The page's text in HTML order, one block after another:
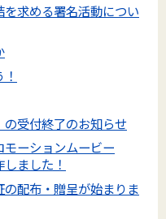
を求める署名活動につい
受付終了のお知らせ
ーションムービー
ました！
配布・贈呈が始まりま